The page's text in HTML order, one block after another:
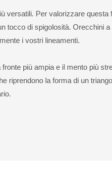
versatili. Per valorizzare questa
tocco di spigolosità. Orecchini
i vostri lineamenti.
fronte più ampia e il mento più
riprendono la forma di un